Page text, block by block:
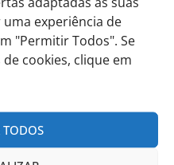
experiência de
"Permitir Todos". Se
cookies, clique em
TODOS